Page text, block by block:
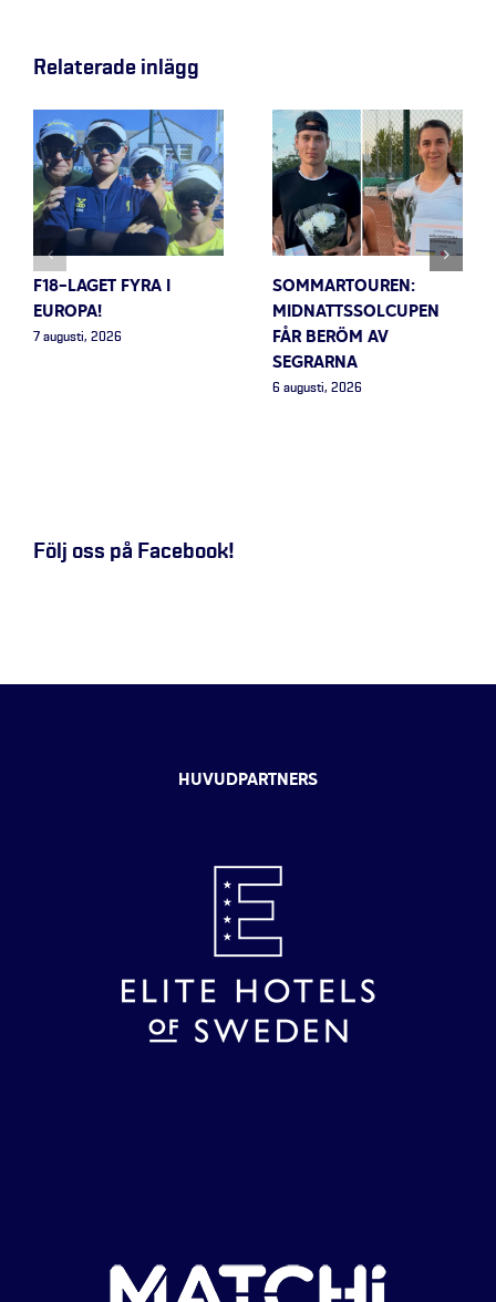
Relaterade inlägg
F18-LAGET FYRA I
EUROPA!
7 augusti, 2026
SOMMARTOUREN:
MIDNATTSSOLCUPEN
FÅR BERÖM AV
SEGRARNA
6 augusti, 2026
Följ oss på Facebook!
HUVUDPARTNERS